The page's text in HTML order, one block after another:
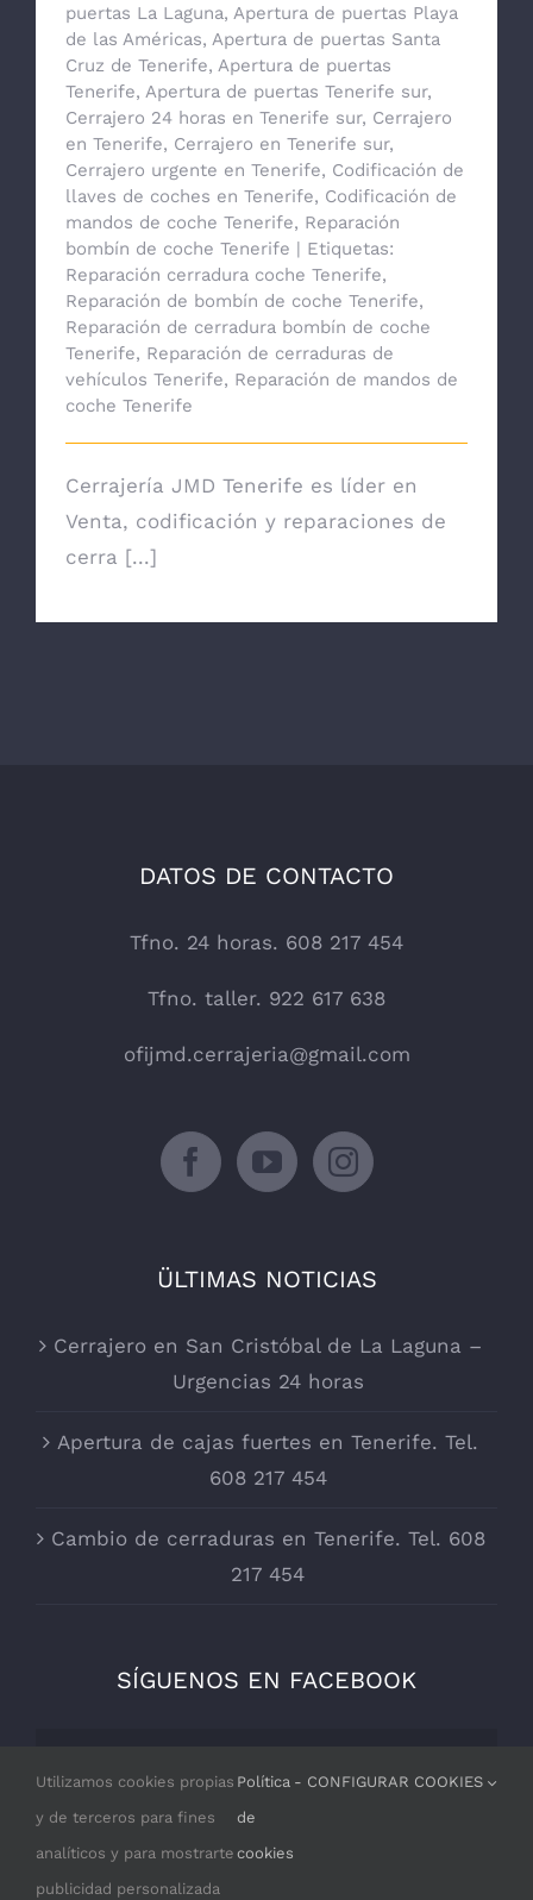
puertas La Laguna, Apertura de puertas Playa
de las Américas, Apertura de puertas Santa
Cruz de Tenerife, Apertura de puertas
Tenerife, Apertura de puertas Tenerife sur,
Cerrajero 24 horas en Tenerife sur, Cerrajero
en Tenerife, Cerrajero en Tenerife sur,
Cerrajero urgente en Tenerife, Codificación de
llaves de coches en Tenerife, Codificación de
mandos de coche Tenerife, Reparación
bombín de coche Tenerife | Etiquetas:
Reparación cerradura coche Tenerife,
Reparación de bombín de coche Tenerife,
Reparación de cerradura bombín de coche
Tenerife, Reparación de cerraduras de
vehículos Tenerife, Reparación de mandos de
coche Tenerife
Cerrajería JMD Tenerife es líder en
Venta, codificación y reparaciones de
cerra [...]
DATOS DE CONTACTO
Tfno. 24 horas. 608 217 454
Tfno. taller. 922 617 638
ofijmd.cerrajeria@gmail.com
ÜLTIMAS NOTICIAS
Cerrajero en San Cristóbal de La Laguna –
Urgencias 24 horas
Apertura de cajas fuertes en Tenerife. Tel.
608 217 454
Cambio de cerraduras en Tenerife. Tel. 608
217 454
SÍGUENOS EN FACEBOOK
Por razones de privacidad Facebook
necesita tu permiso para cargarse.
Utilizamos cookies propias
y de terceros para fines
analíticos y para mostrarte
publicidad personalizada
Política
de
cookies
- CONFIGURAR COOKIES